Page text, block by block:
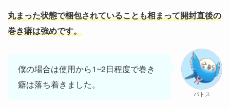
丸まった状態で梱包されていることも相まって開封直後の
巻き癖は強めです。
僕の場合は使用から1~2日程度で巻き
癖は落ち着きました。
パトス